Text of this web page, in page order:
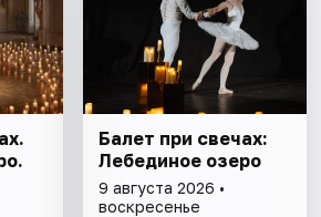
Балет при свечах:
Лебединое озеро
9 августа 2026 •
воскресенье